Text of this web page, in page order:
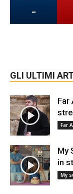
-
GLI ULTIMI
Far
Far
My
in
My